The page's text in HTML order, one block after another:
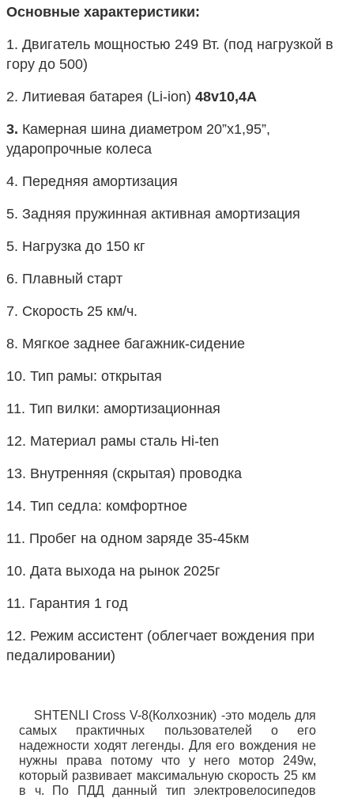
Основные характеристики:
1. Двигатель мощностью 249 Вт. (под нагрузкой в
гору до 500)
2. Литиевая батарея (Li-ion) 48v10,4А
3. Камерная шина диаметром 20”х1,95”,
ударопрочные колеса
4. Передняя амортизация
5. Задняя пружинная активная амортизация
5. Нагрузка до 150 кг
6. Плавный старт
7. Скорость 25 км/ч.
8. Мягкое заднее багажник-сидение
10. Тип рамы: открытая
11. Тип вилки: амортизационная
12. Материал рамы сталь Hi-ten
13. Внутренняя (скрытая) проводка
14. Тип седла: комфортное
11. Пробег на одном заряде 35-45км
10. Дата выхода на рынок 2025г
11. Гарантия 1 год
12. Режим ассистент (облегчает вождения при
педалировании)
SHTENLI Cross V-8(Колхозник) -это модель для
самых практичных пользователей о его
надежности ходят легенды. Для его вождения не
нужны права потому что у него мотор 249w,
который развивает максимальную скорость 25 км
в ч. По ПДД данный тип электровелосипедов